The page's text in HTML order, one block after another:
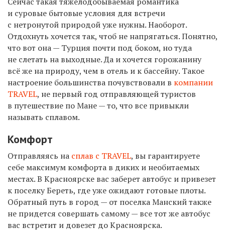
и суровые бытовые условия для встречи
с нетронутой природой уже нужны. Наоборот.
Отдохнуть хочется так, чтоб не напрягаться. Понятно,
что вот она — Турция почти под боком, но туда
не слетать на выходные. Да и хочется горожанину
всё же на природу, чем в отель и к бассейну. Такое
настроение большинства почувствовали в компании
TRAVEL, не первый год отправляющей туристов
в путешествие по Мане — то, что все привыкли
называть сплавом.
Комфорт
Отправляясь на сплав с TRAVEL, вы гарантируете
себе максимум комфорта в диких и необитаемых
местах. В Красноярске вас заберет автобус и привезет
к поселку Береть, где уже ожидают готовые плоты.
Обратный путь в город — от поселка Манский также
не придется совершать самому — все тот же автобус
вас встретит и довезет до Красноярска.